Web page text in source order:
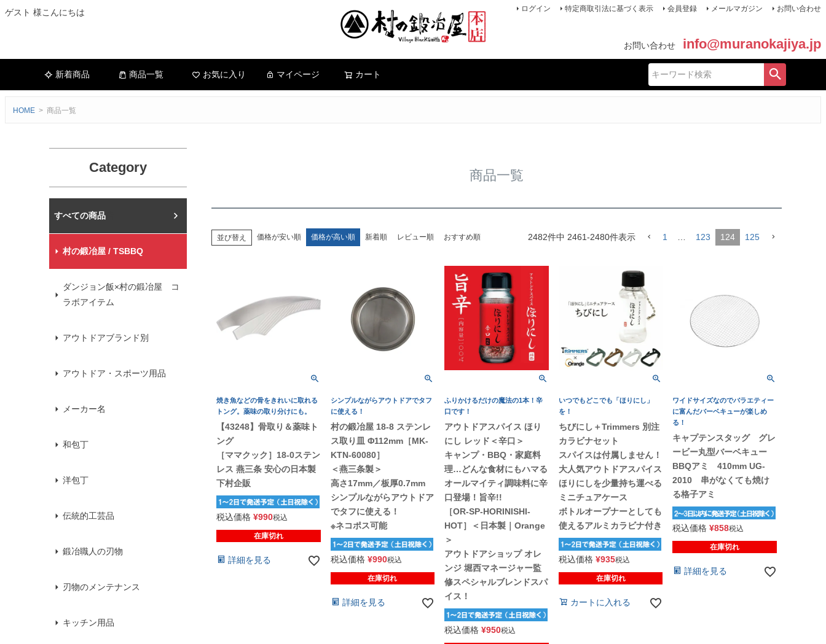
ゲスト 様こんにちは ログイン 特定商取引法に基づく表示 会員登録 メールマガジン お問い合わせ
お問い合わせ info@muranokajiya.jp
新着商品 商品一覧 お気に入り マイページ カート
HOME 商品一覧
Category
村の鍛冶屋本店
村の鍛冶屋 / TSBBQ
ダンジョン飯×村の鍛冶屋 コ
ラボアイテム
アウトドアブランド別
アウトドア・スポーツ用品
メーカー名
和包丁
洋包丁
伝統的工芸品
鍛冶職人の刃物
刃物のメンテナンス
キッチン用品
商品一覧
並び替え 価格が安い順 価格が高い順 新着順 レビュー順 おすすめ順 2482件中 2461-2480件表示 1 … 123 124 125
焼き魚などの骨をきれいに取れる
トング。薬味の取り分けにも。
【43248】骨取り＆薬味ト
ング
［ママクック］18-0ステン
レス 燕三条 安心の日本製
下村企販
税込価格 ¥990税込
在庫切れ
詳細を見る
シンプルながらアウトドアでタフ
に使える！
村の鍛冶屋 18-8 ステンレ
ス取り皿 Φ112mm［MK-
KTN-60080］
＜燕三条製＞
高さ17mm／板厚0.7mm
シンプルながらアウトドア
でタフに使える！
※ネコポス可能
税込価格 ¥990税込
在庫切れ
詳細を見る
ふりかけるだけの魔法の1本！辛
口です！
アウトドアスパイス ほり
にし レッド＜辛口＞
キャンプ・BBQ・家庭料
理…どんな食材にもハマる
オールマイティ調味料に辛
口登場！旨辛!!
［OR-SP-HORINISHI-
HOT］＜日本製｜Orange
＞
アウトドアショップ オレ
ンジ 堀西マネージャー監
修スペシャルブレンドスパ
イス！
税込価格 ¥950税込
いつでもどこでも「ほりにし」
を！
ちびにし＋Trimmers 別注
カラビナセット
スパイスは付属しません！
大人気アウトドアスパイス
ほりにしを少量持ち運べる
ミニチュアケース
ボトルオープナーとしても
使えるアルミカラビナ付き
税込価格 ¥935税込
在庫切れ
カートに入れる
ワイドサイズなのでバラエティー
に富んだバーベキューが楽しめ
る！
キャプテンスタッグ グレ
ービー丸型バーベキュー
BBQアミ 410mm UG-
2010 串がなくても焼け
る格子アミ
税込価格 ¥858税込
在庫切れ
詳細を見る